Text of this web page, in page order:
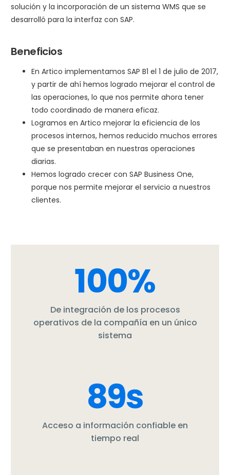
solución y la incorporación de un sistema WMS que se
desarrolló para la interfaz con SAP.
Beneficios
En Artico implementamos SAP B1 el 1 de julio de 2017,
y partir de ahí hemos logrado mejorar el control de
las operaciones, lo que nos permite ahora tener
todo coordinado de manera eficaz.
Logramos en Artico mejorar la eficiencia de los
procesos internos, hemos reducido muchos errores
que se presentaban en nuestras operaciones
diarias.
Hemos logrado crecer con SAP Business One,
porque nos permite mejorar el servicio a nuestros
clientes.
100%
De integración de los procesos
operativos de la compañía en un único
sistema
89s
Acceso a información confiable en
tiempo real